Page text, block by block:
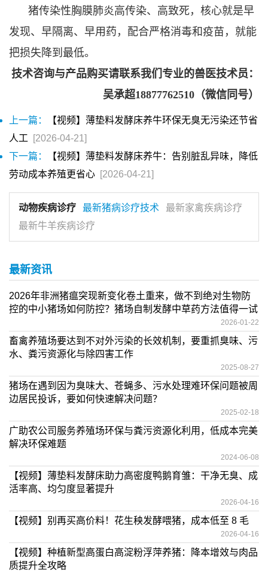
猪传染性胸膜肺炎高传染、高致死，核心就是早
发现、早隔离、早用药，配合严格消毒和疫苗，就能
把损失降到最低。
技术咨询与产品购买请联系我们专业的兽医技术员：
吴承超18877762510（微信同号）
上一篇：
【视频】薄垫料发酵床养牛环保无臭无污染还节省
人工
[2026-04-21]
下一篇：
【视频】薄垫料发酵床养牛：告别脏乱异味，降低
劳动成本养殖更省心 [2026-04-21]
动物疾病诊疗 最新猪病诊疗技术
最新家禽疾病诊疗
最新牛羊疾病诊疗
最新资讯
2026年非洲猪瘟突现新变化卷土重来，做不到绝对生物防
控的中小猪场如何防控？猪场自制发酵中草药方法值得一试
2026-01-22
畜禽养殖场要达到不对外污染的长效机制，要重抓臭味、污
水、粪污资源化与除四害工作
2025-08-27
猪场在遇到因为臭味大、苍蝇多、污水处理难环保问题被周
边居民投诉，要如何快速解决问题？
2025-02-18
广助农公司服务养殖场环保与粪污资源化利用，低成本完美
解决环保难题
2024-06-08
【视频】薄垫料发酵床助力高密度鸭鹅育雏：干净无臭、成
活率高、均匀度显著提升
2026-04-16
【视频】别再买高价料！花生秧发酵喂猪，成本低至 8 毛
2026-04-16
【视频】种植新型高蛋白高淀粉浮萍养猪：降本增效与肉品
质提升全攻略